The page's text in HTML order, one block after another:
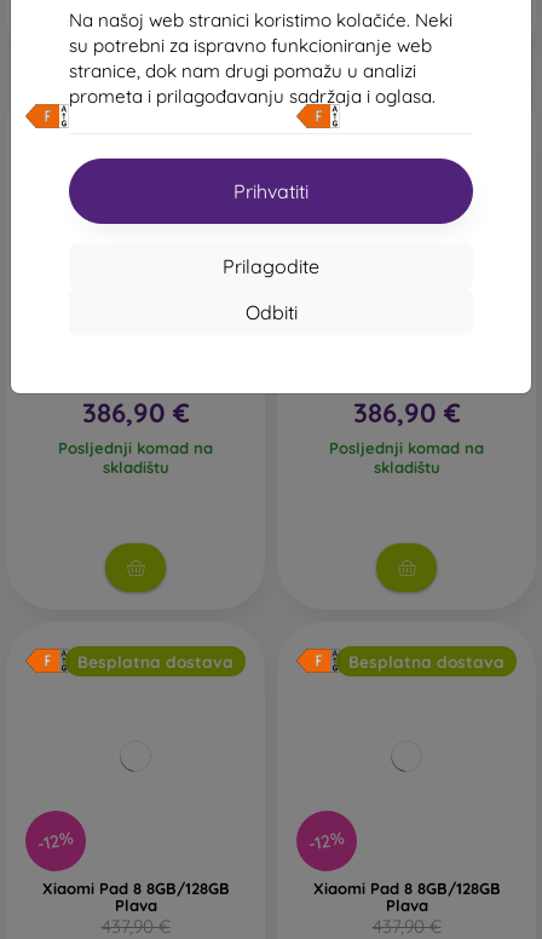
Na našoj web stranici koristimo kolačiće. Neki
su potrebni za ispravno funkcioniranje web
stranice, dok nam drugi pomažu u analizi
prometa i prilagođavanju sadržaja i oglasa.
Prihvatiti
Prilagodite
Odbiti
386,90 €
Posljednji komad na
skladištu
386,90 €
Posljednji komad na
skladištu
-12%
Besplatna dostava
Xiaomi Pad 8 8GB/128GB
Plava
437,90 €
-12%
Besplatna dostava
Xiaomi Pad 8 8GB/128GB
Plava
437,90 €